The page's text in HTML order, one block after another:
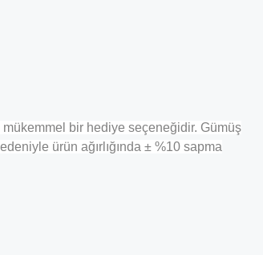
bir hediye seçeneğidir. Gümüş
ürün ağırlığında ± %10 sapma